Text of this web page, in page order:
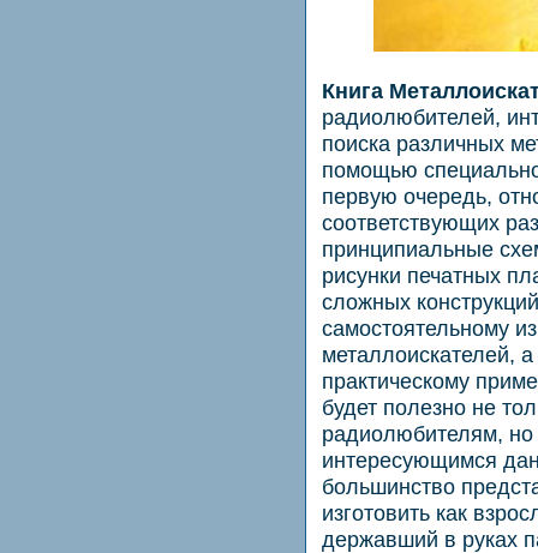
Книга
радиолюбителей,
поиска различных
помощью
первую очередь,
соответствующих
принципиальные
рисунки печатных
сложных
самостоятельному
металлоискателей,
практическому
будет полезно не
радиолюбителям, но
интересующимся
большинство
изготовить как
державший в руках